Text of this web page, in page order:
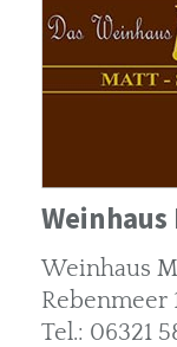
Weinhaus
Rebenmeer
Tel.: 06321